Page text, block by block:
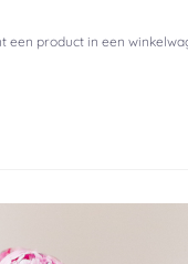
een product in een